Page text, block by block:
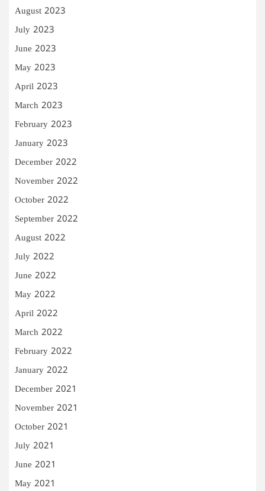
August 2023
July 2023
June 2023
May 2023
April 2023
March 2023
February 2023
January 2023
December 2022
November 2022
October 2022
September 2022
August 2022
July 2022
June 2022
May 2022
April 2022
March 2022
February 2022
January 2022
December 2021
November 2021
October 2021
July 2021
June 2021
May 2021